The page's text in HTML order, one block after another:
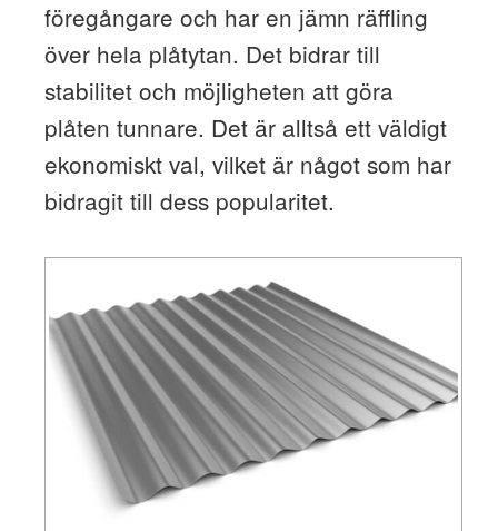
föregångare och har en jämn räffling
över hela plåtytan. Det bidrar till
stabilitet och möjligheten att göra
plåten tunnare. Det är alltså ett väldigt
ekonomiskt val, vilket är något som har
bidragit till dess popularitet.